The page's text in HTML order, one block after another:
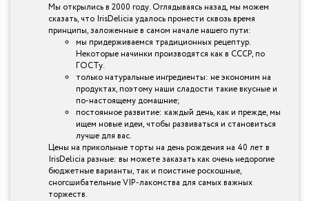
Мы открылись в 2000 году. Оглядываясь назад, мы можем
сказать, что IrisDelicia удалось пронести сквозь время
принципы, заложенные в самом начале нашего пути:
мы придерживаемся традиционных рецептур.
Некоторые начинки производятся как в СССР, по
ГОСТу.
только натуральные ингредиенты: не экономим на
продуктах, поэтому наши сладости такие вкусные и
по-настоящему домашние;
постоянное развитие: каждый день, как и прежде, мы
ищем новые идеи, чтобы развиваться и становиться
лучше для вас.
Цены на прикольные торты на день рождения на 40 лет в
IrisDelicia разные: вы можете заказать как очень недорогие
бюджетные варианты, так и поистине роскошные,
сногсшибательные VIP-лакомства для самых важных
торжеств.